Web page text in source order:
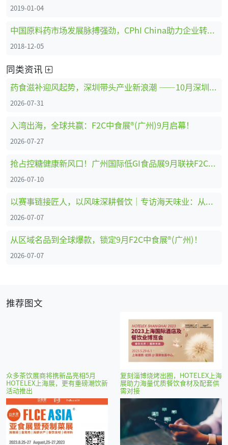
2019-01-04
中国原料药市场发展脉搏强劲，CPhI China助力企业转型创新、全面升级 ！
2018-12-05
同类资讯
药食滋补迎风起势，深圳带头产业新浪潮 ——10月深圳HNC健康营养展药食滋补展区亮点抢先看
2026-07-31
入湾出海，全球共赢：F2C中食展®(广州)9月启幕！
2026-07-27
抢占控糖健康新风口！广州国际低GI食品展9月联袂F2C中食展®(广州)重磅启幕
2026-07-10
以赛事链接匠人，以风味深耕餐饮｜专访海天味业：从调味供应商到中餐行业共建者
2026-07-07
从区域名品到全球爆款，锁定9月F2C中食展®(广州)！
2026-07-07
推荐图文
众多茶饮展商将携新品亮相5月
HOTELEX上海展，更有重磅潮饮新
活动推出
复刻淄博烧烤出圈，HOTELEX上海
展助力海量优质餐饮食材及配套供
需对接